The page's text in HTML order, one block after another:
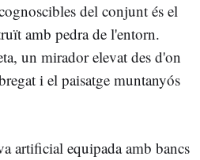
del conjunt és el
amb pedra de l'entorn.
un mirador elevat des d'on
i el paisatge muntanyós
artificial equipada amb bancs